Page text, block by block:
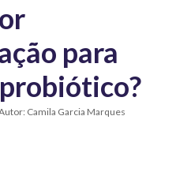
para
Camila Garcia Marques